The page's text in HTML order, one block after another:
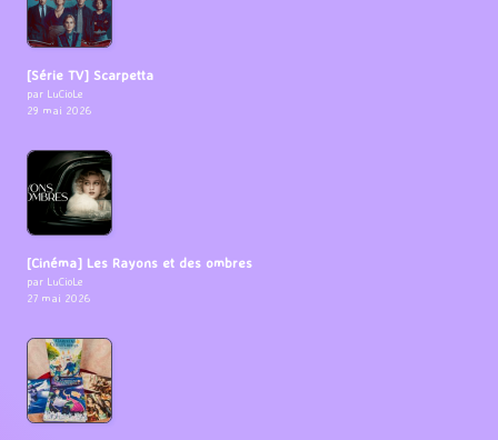
[Série TV] Scarpetta
par LuCioLe
29 mai 2026
[Cinéma] Les Rayons et des ombres
par LuCioLe
27 mai 2026